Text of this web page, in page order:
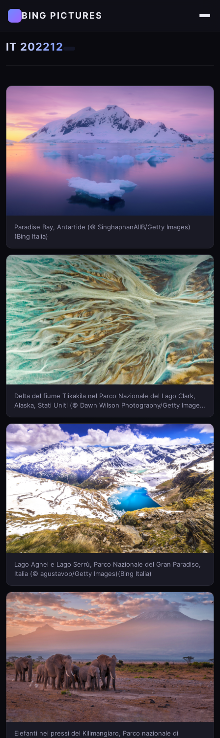
BING PICTURES
IT 202212
Paradise Bay, Antartide (© SinghaphanAllB/Getty Images)
(Bing Italia)
Delta del fiume Tlikakila nel Parco Nazionale del Lago Clark,
Alaska, Stati Uniti (© Dawn Wilson Photography/Getty Images)
Lago Agnel e Lago Serrù, Parco Nazionale del Gran Paradiso,
Italia (© agustavop/Getty Images)(Bing Italia)
Elefanti nei pressi del Kilimangiaro, Parco nazionale di